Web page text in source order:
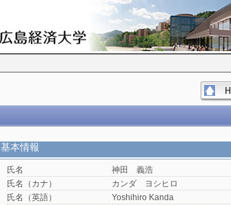
基本情報
氏名
神田 義浩
氏名（カナ）
カンダ ヨシヒロ
氏名（英語）
Yoshihiro Kanda